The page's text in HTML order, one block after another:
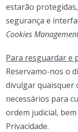
estarão
segurança e
Cookies
Para resguardar e
Reservamo-nos o
divulgar quaisquer
necessários para
ordem judicial,
Privacidade.